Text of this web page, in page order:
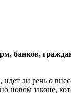
банков,
ли речь о
новом законе,